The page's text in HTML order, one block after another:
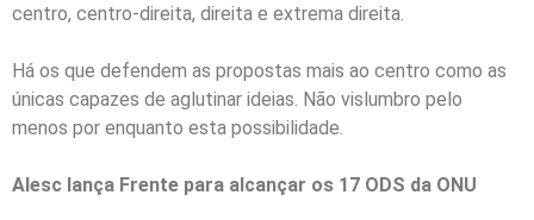
centro, centro-direita, direita e extrema direita.
Há os que defendem as propostas mais ao centro como as
únicas capazes de aglutinar ideias. Não vislumbro pelo
menos por enquanto esta possibilidade.
Alesc lança Frente para alcançar os 17 ODS da ONU